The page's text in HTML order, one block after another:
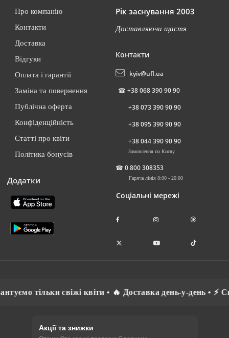
Про компанію
Контакти
Доставка
Відгуки
Оплата і гарантії
Заміна та повернення
Публічна оферта
Конфіденційність
Статті про квіти
Політика бонусів
Додатки
Рік заснування 2003
Доставляючи щастя
Контакти
kyiv@ufl.ua
☎ +38 068 390 90 90
+38 073 390 90 90
+38 095 390 90 90
+38 044 390 90 90
Замовлення по Києву
☎ 0 800 308353
Гаряча лінія 8:00 - 20:00
Соціальні мережі
тільки свіжі квіти • 🔥 Доставка день-у-день • ⚡
Акції та знижки